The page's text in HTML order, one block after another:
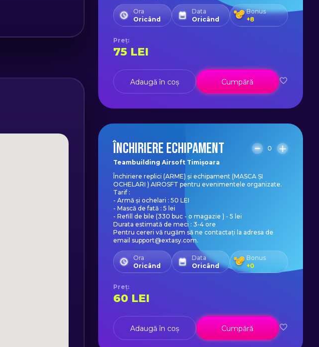
Ora
Oricând
Data
Oricând
Bonus
+8
Preț:
75 LEI
Adaugă în coș Cumpără
ÎNCHIRIERE ECHIPAMENT
0
Teambuilding Airsoft Timișoara
Închiriere replici (ARME) și echipament (MASCA ȘI
OCHELARI ) AIROSFT pentru evenimentele organizate.
Tarif :
- Armă și ochelari : 50 LEI
- Mască de fată : 5 lei
- Refill de bile (330 buc - o magazie ) - 5 lei
Durata estimată de meci : 3-4 ore
Pentru cereri vă rugăm să ne contactați la adresa de
email support@extasy.com.
Ora
Oricând
Data
Oricând
Bonus
+0
Preț:
60 LEI
Adaugă în coș Cumpără